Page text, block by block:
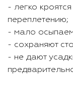
- легко
переплетению;
- мало
- сохраняют
- не дают